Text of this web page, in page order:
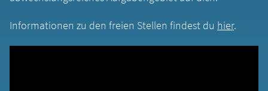
Informationen zu den freien Stellen findest du hier.